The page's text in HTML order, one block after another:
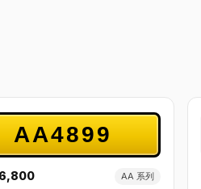
AA4899
AA 系列